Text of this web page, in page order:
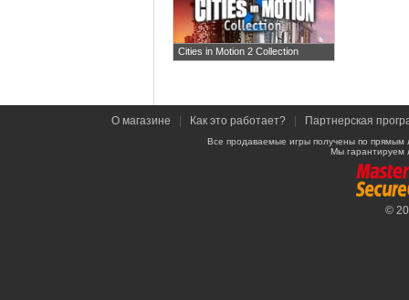
Cities in Motion 2 Collection
О магазине Как это работает? Партнерская
Все продаваемые игры получены по
Мы гарантируем
©